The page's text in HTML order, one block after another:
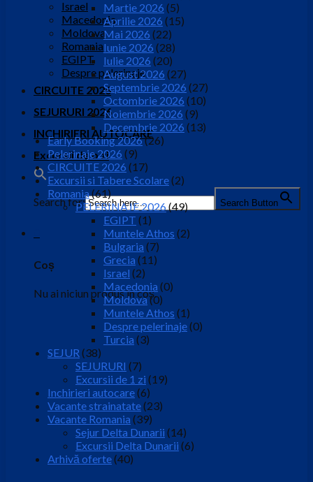
Israel
Macedonia
Moldova
Romania
EGIPT
Despre pelerinaje
CIRCUITE 2026
SEJURURI 2026
INCHIRIERI AUTOCARE
Excursii de o zi
Search for: Search Button
Coș
Nu ai niciun produs în coș.
Martie 2026 (5)
Aprilie 2026 (15)
Mai 2026 (22)
Iunie 2026 (28)
Iulie 2026 (20)
August 2026 (27)
Septembrie 2026 (27)
Octombrie 2026 (10)
Noiembrie 2026 (9)
Decembrie 2026 (13)
Early Booking 2026(26)
Pelerinaje 2026 (9)
CIRCUITE 2026 (17)
Excursii si Tabere Scolare(2)
Romania(61)
PELERINAJE 2026(49)
EGIPT (1)
Muntele Athos (2)
Bulgaria (7)
Grecia (11)
Israel (2)
Macedonia (0)
Moldova(0)
Muntele Athos (1)
Despre pelerinaje(0)
Turcia (3)
SEJUR (38)
SEJURURI (7)
Excursii de 1 zi (19)
Inchirieri autocare(6)
Vacante strainatate(23)
Vacante Romania (39)
Sejur Delta Dunarii (14)
Excursii Delta Dunarii (6)
Arhivă oferte(40)